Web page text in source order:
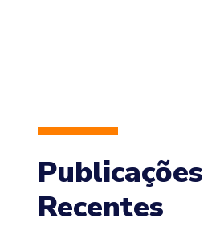
Publicações
Recentes